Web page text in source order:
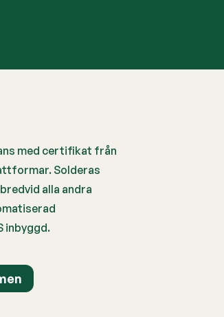
med certifikat från
Solderas
alla andra
inbyggd.